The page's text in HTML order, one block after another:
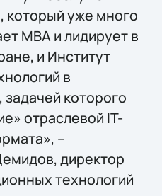
уже много
МВА и лидирует в
и Институт
в
которого
отраслевой IT-
–
директор
технологий